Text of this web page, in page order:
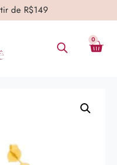
de R$149
0